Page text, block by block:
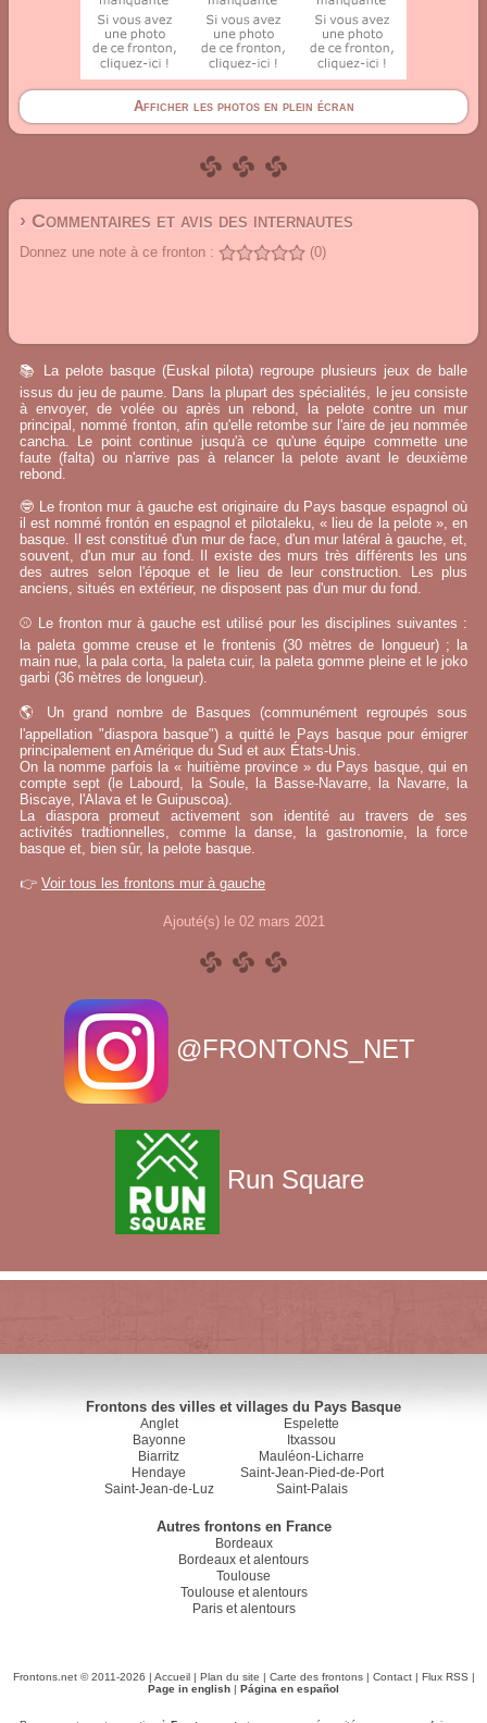
Afficher les photos en plein écran
› Commentaires et avis des internautes
Donnez une note à ce fronton : (0)
📚 La pelote basque (Euskal pilota) regroupe plusieurs jeux de balle
issus du jeu de paume. Dans la plupart des spécialités, le jeu consiste
à envoyer, de volée ou après un rebond, la pelote contre un mur
principal, nommé fronton, afin qu'elle retombe sur l'aire de jeu nommée
cancha. Le point continue jusqu'à ce qu'une équipe commette une
faute (falta) ou n'arrive pas à relancer la pelote avant le deuxième
rebond.
🤓 Le fronton mur à gauche est originaire du Pays basque espagnol où
il est nommé frontón en espagnol et pilotaleku, « lieu de la pelote », en
basque. Il est constitué d'un mur de face, d'un mur latéral à gauche, et,
souvent, d'un mur au fond. Il existe des murs très différents les uns
des autres selon l'époque et le lieu de leur construction. Les plus
anciens, situés en extérieur, ne disposent pas d'un mur du fond.
⚾ Le fronton mur à gauche est utilisé pour les disciplines suivantes :
la paleta gomme creuse et le frontenis (30 mètres de longueur) ; la
main nue, la pala corta, la paleta cuir, la paleta gomme pleine et le joko
garbi (36 mètres de longueur).
🌎 Un grand nombre de Basques (communément regroupés sous
l'appellation "diaspora basque") a quitté le Pays basque pour émigrer
principalement en Amérique du Sud et aux États-Unis.
On la nomme parfois la « huitième province » du Pays basque, qui en
compte sept (le Labourd, la Soule, la Basse-Navarre, la Navarre, la
Biscaye, l'Alava et le Guipuscoa).
La diaspora promeut activement son identité au travers de ses
activités tradtionnelles, comme la danse, la gastronomie, la force
basque et, bien sûr, la pelote basque.
👉 Voir tous les frontons mur à gauche
Ajouté(s) le 02 mars 2021
@FRONTONS_NET
Run Square
Frontons des villes et villages du Pays Basque
Anglet
Bayonne
Biarritz
Hendaye
Saint-Jean-de-Luz
Espelette
Itxassou
Mauléon-Licharre
Saint-Jean-Pied-de-Port
Saint-Palais
Autres frontons en France
Bordeaux
Bordeaux et alentours
Toulouse
Toulouse et alentours
Paris et alentours
Frontons.net © 2011-2026 | Accueil| Plan du site | Carte des frontons| Contact| Flux RSS |
Page in english | Página en español